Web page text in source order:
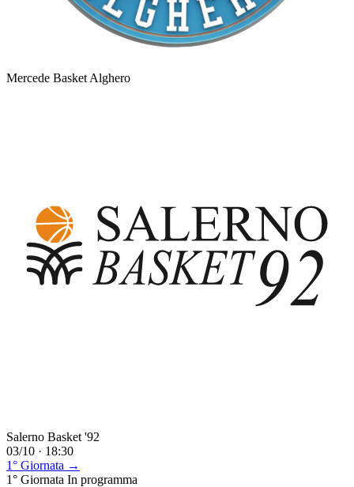
Mercede Basket Alghero
Salerno Basket '92
03/10 · 18:30
1° Giornata →
1° Giornata In programma